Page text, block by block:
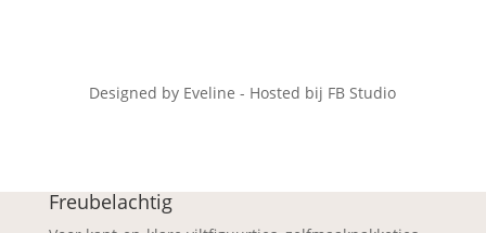
Designed by Eveline - Hosted bij FB Studio
Freubelachtig